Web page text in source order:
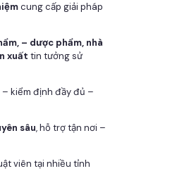
cung cấp giải pháp
– dược phẩm, nhà
xuất tin tưởng sử
– kiểm định đầy đủ –
sâu, hỗ trợ tận nơi –
viên tại nhiều tỉnh